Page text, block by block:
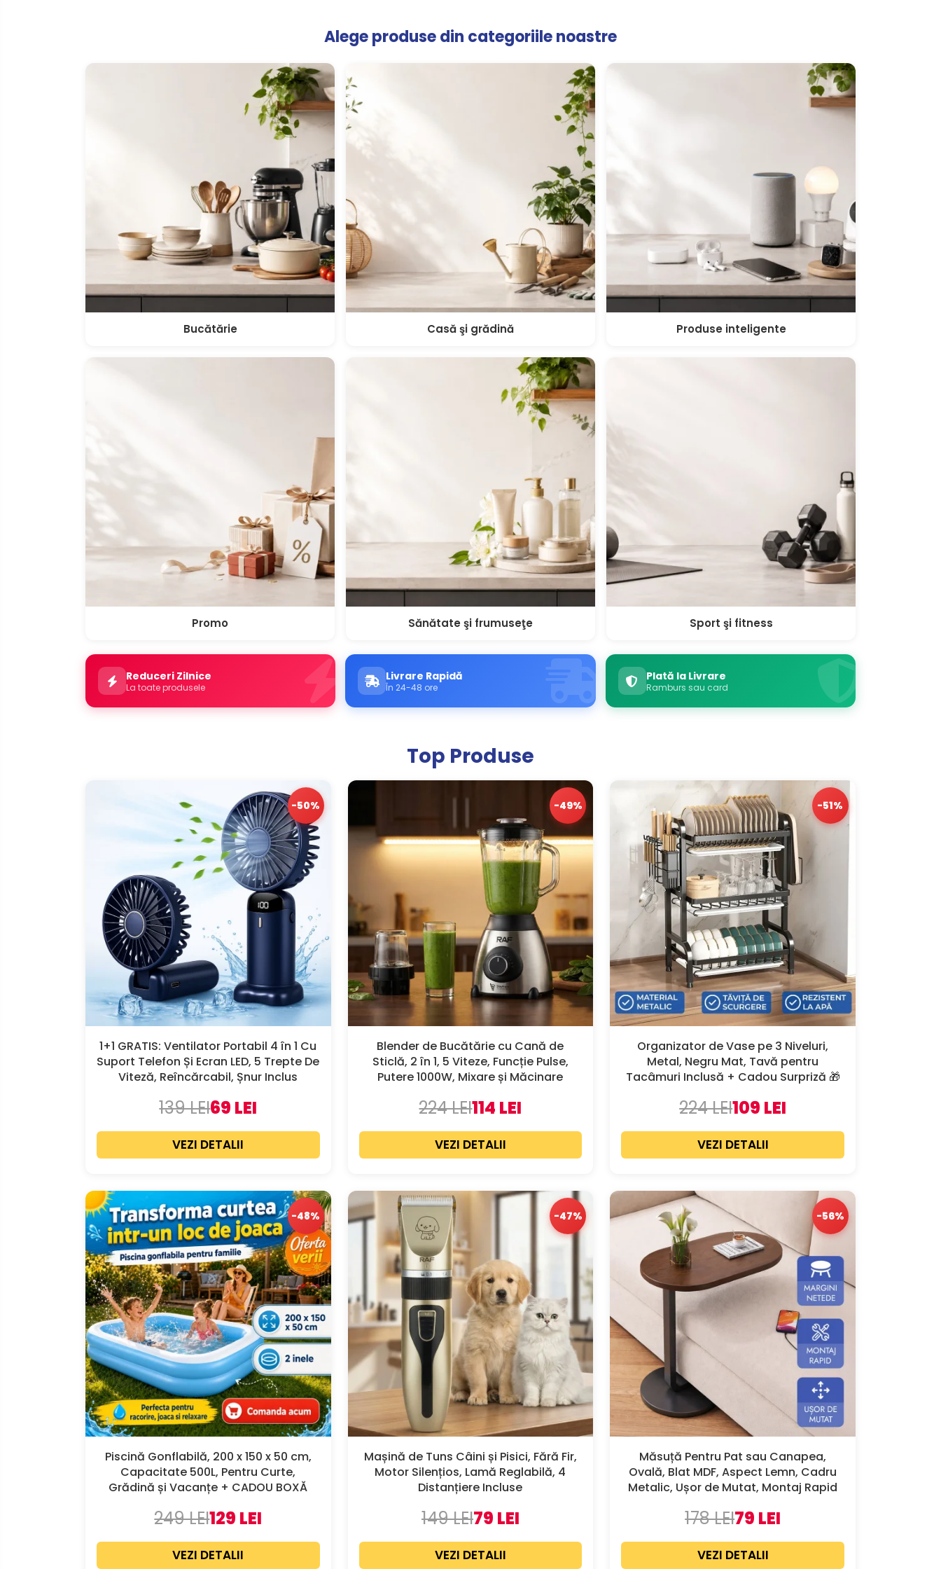
Alege produse din categoriile noastre
Bucătărie Casă şi grădină Produse inteligente
Promo Sănătate şi frumuseţe Sport şi fitness
Reduceri Zilnice
La toate produsele
Livrare Rapidă
În 24-48 ore
Plată la Livrare
Ramburs sau card
Top Produse
-50%
1+1 GRATIS: Ventilator Portabil 4 în 1 Cu
Suport Telefon Și Ecran LED, 5 Trepte De
Viteză, Reîncărcabil, Șnur Inclus
139 LEI69 LEI
VEZI DETALII
-49%
Blender de Bucătărie cu Cană de
Sticlă, 2 în 1, 5 Viteze, Funcție Pulse,
Putere 1000W, Mixare și Măcinare
224 LEI114 LEI
VEZI DETALII
-51%
Organizator de Vase pe 3 Niveluri,
Metal, Negru Mat, Tavă pentru
Tacâmuri Inclusă + Cadou Surpriză 🎁
224 LEI109 LEI
VEZI DETALII
-48%
Piscină Gonflabilă, 200 x 150 x 50 cm,
Capacitate 500L, Pentru Curte,
Grădină și Vacanțe + CADOU BOXĂ
249 LEI129 LEI
VEZI DETALII
-47%
Mașină de Tuns Câini și Pisici, Fără Fir,
Motor Silențios, Lamă Reglabilă, 4
Distanțiere Incluse
149 LEI79 LEI
VEZI DETALII
-56%
Măsuță Pentru Pat sau Canapea,
Ovală, Blat MDF, Aspect Lemn, Cadru
Metalic, Ușor de Mutat, Montaj Rapid
178 LEI79 LEI
VEZI DETALII